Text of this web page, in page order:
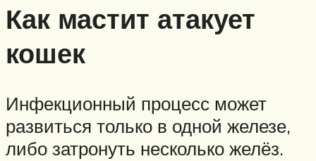
Как мастит атакует
кошек
Инфекционный процесс может
развиться только в одной железе,
либо затронуть несколько желёз.